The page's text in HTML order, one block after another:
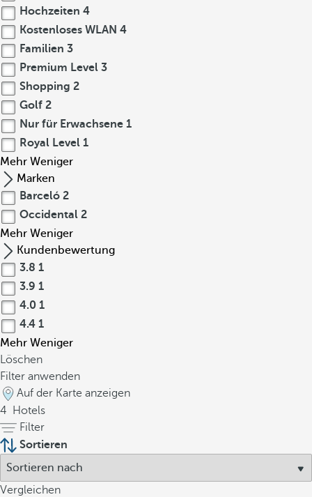
Hochzeiten 4
Kostenloses WLAN 4
Familien 3
Premium Level 3
Shopping 2
Golf 2
Nur für Erwachsene 1
Royal Level 1
Mehr Weniger
Marken
Barceló 2
Occidental 2
Mehr Weniger
Kundenbewertung
3.8 1
3.9 1
4.0 1
4.4 1
Mehr Weniger
Löschen
Filter anwenden
Auf der Karte anzeigen
4
Hotels
Filter
Sortieren
Vergleichen